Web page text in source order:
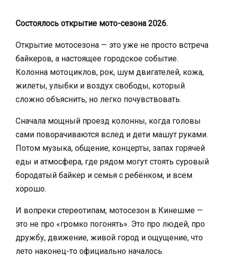
Состоялось открытие мото-сезона 2026.
Открытие мотосезона — это уже не просто встреча
байкеров, а настоящее городское событие.
Колонна мотоциклов, рок, шум двигателей, кожа,
жилеты, улыбки и воздух свободы, который
сложно объяснить, но легко почувствовать.
Сначала мощный проезд колонны, когда головы
сами поворачиваются вслед и дети машут руками.
Потом музыка, общение, концерты, запах горячей
еды и атмосфера, где рядом могут стоять суровый
бородатый байкер и семья с ребёнком, и всем
хорошо.
И вопреки стереотипам, мотосезон в Кинешме —
это не про «громко погонять». Это про людей, про
дружбу, движение, живой город и ощущение, что
лето наконец-то официально началось.